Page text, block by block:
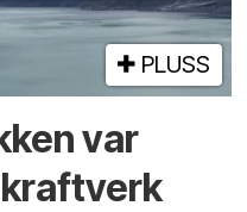
PLUSS
var